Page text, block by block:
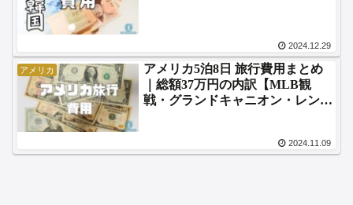
2024.12.29
アメリカ
アメリカ5泊8日 旅行費用まとめ
｜総額37万円の内訳【MLB観
戦・グランドキャニオン・レンタ
2024.11.09